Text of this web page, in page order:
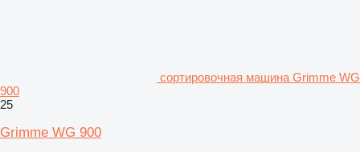
сортировочная машина Grimme WG
900
25
Grimme WG 900